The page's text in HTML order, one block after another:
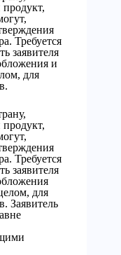
Требуется
заявителя
и
для
Требуется
заявителя
для
Заявитель